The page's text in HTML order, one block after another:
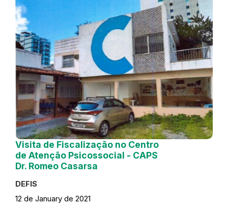
Visita de Fiscalização no Centro
de Atenção Psicossocial - CAPS
Dr. Romeo Casarsa
DEFIS
12 de January de 2021